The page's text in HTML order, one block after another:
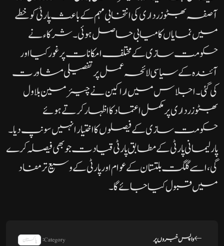
آصفہ بھٹو زرداری کی انتخابی مہم کے باعث پارٹی کو خطے
میں نمایاں کامیابی حاصل ہوئی۔شرکاء نے
حکومت سازی کے مختلف امکانات پر غور کیا اور
آئندہ کے سیاسی لائحہ عمل پر تفصیلی مشاورت
کی گئی۔ اجلاس میں اراکین نے چیئرمین بلاول
بھٹو زرداری پر مکمل اعتماد کا اظہار کرتے ہوئے
حکومت سازی کے فیصلوں کا اختیار انہیں سونپ دیا۔
پارلیمانی پارٹی کے مطابق پارٹی قیادت جو بھی فیصلہ کرے
گی، اسے گلگت بلتستان کے عوام اور پارٹی کے وسیع تر مفاد
میں قبول کیا جائے گا۔
واپس خبروں پر Category: پاکستان